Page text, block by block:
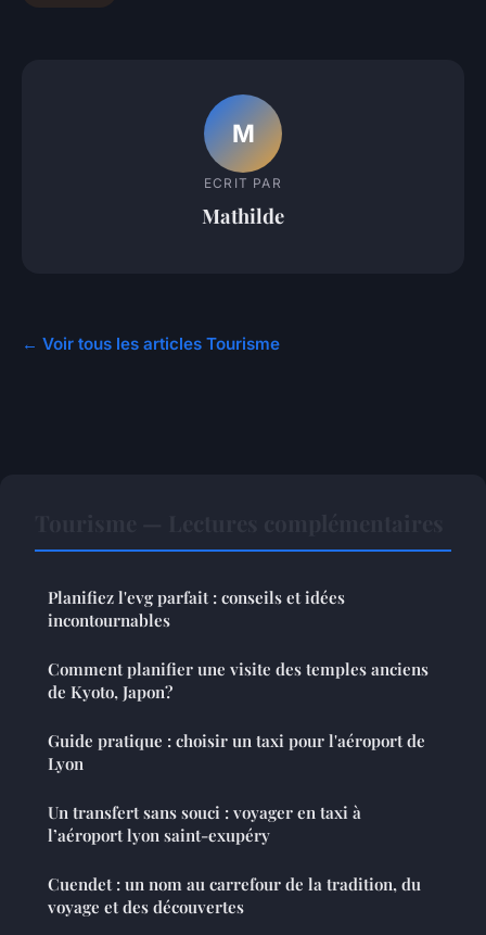
M
ECRIT PAR
Mathilde
← Voir tous les articles Tourisme
Planifiez l'evg parfait : conseils et idées
incontournables
Comment planifier une visite des temples anciens
de Kyoto, Japon?
Guide pratique : choisir un taxi pour l'aéroport de
Lyon
Un transfert sans souci : voyager en taxi à
l’aéroport lyon saint-exupéry
Cuendet : un nom au carrefour de la tradition, du
voyage et des découvertes